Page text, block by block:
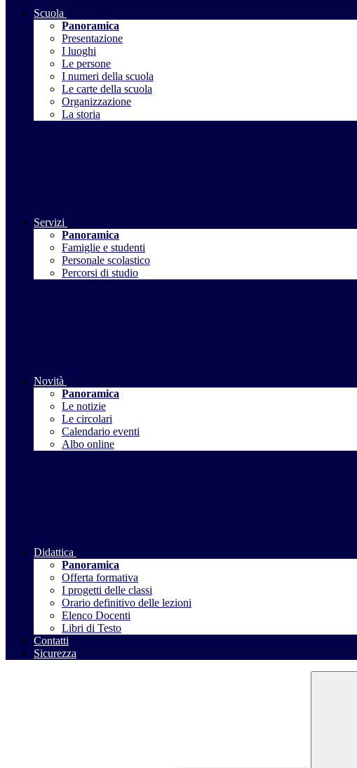
Scuola
Panoramica
Presentazione
I luoghi
Le persone
I numeri della scuola
Le carte della scuola
Organizzazione
La storia
Servizi
Panoramica
Famiglie e studenti
Personale scolastico
Percorsi di studio
Novità
Panoramica
Le notizie
Le circolari
Calendario eventi
Albo online
Didattica
Panoramica
Offerta formativa
I progetti delle classi
Orario definitivo delle lezioni
Elenco Docenti
Libri di Testo
Contatti
Sicurezza